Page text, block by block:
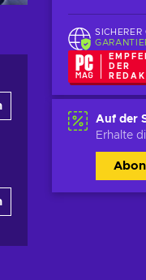
SICHERER
DER
Auf der
Erhalte